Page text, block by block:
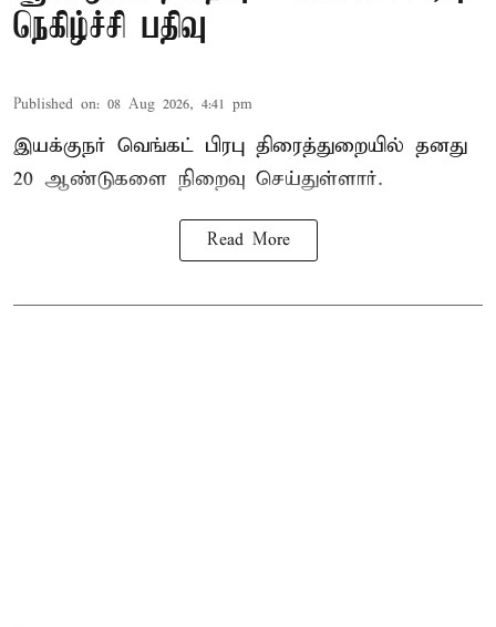
நெகிழ்ச்சி பதிவு
Published on: 08 Aug 2026, 4:41 pm
இயக்குநர் வெங்கட் பிரபு திரைத்துறையில் தனது
20 ஆண்டுகளை நிறைவு செய்துள்ளார்.
Read More